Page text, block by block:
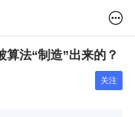
法“制造”出来的？
关注